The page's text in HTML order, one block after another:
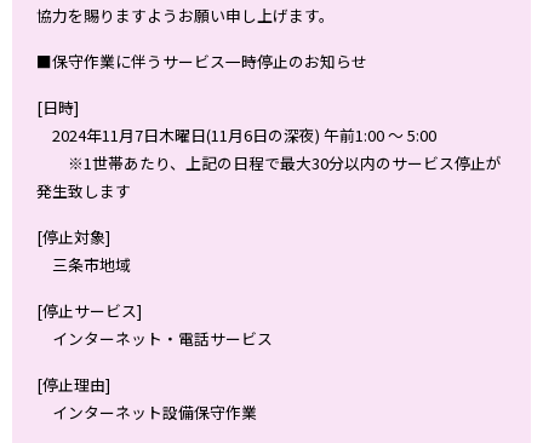
協力を賜りますようお願い申し上げます。
■保守作業に伴うサービス一時停止のお知らせ
[日時]
2024年11月7日木曜日(11月6日の深夜) 午前1:00 ～ 5:00
※1世帯あたり、上記の日程で最大30分以内のサービス停止が
発生致します
[停止対象]
三条市地域
[停止サービス]
インターネット・電話サービス
[停止理由]
インターネット設備保守作業